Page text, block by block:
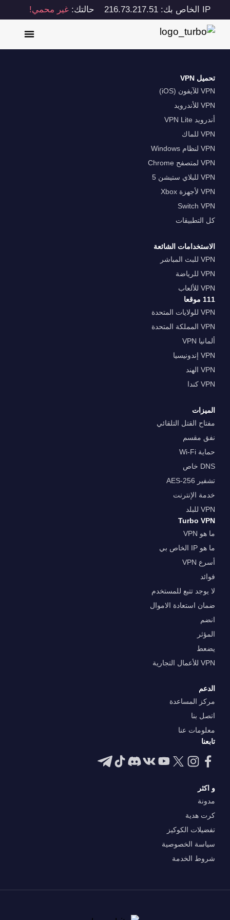
IP الخاص بك: 216.73.217.51 حالتك: غير محمي!
تحميل VPN
VPN للآيفون (iOS)
VPN للأندرويد
أندرويد VPN Lite
VPN للماك
VPN لنظام Windows
VPN لمتصفح Chrome
VPN للبلاي ستيشن 5
VPN لأجهزة Xbox
Switch VPN
كل التطبيقات
الاستخدامات الشائعة
VPN للبث المباشر
VPN للرياضة
VPN للألعاب
111 موقعا
VPN للولايات المتحدة
VPN المملكة المتحدة
ألمانيا VPN
VPN إندونيسيا
VPN الهند
VPN كندا
الميزات
مفتاح القتل التلقائي
نفق مقسم
حماية Wi-Fi
DNS خاص
تشفير AES-256
خدمة الإنترنت
VPN للبلد
Turbo VPN
ما هو VPN
ما هو IP الخاص بي
أسرع VPN
فوائد
لا يوجد تتبع للمستخدم
ضمان استعادة الاموال
انضم
المؤثر
يضعط
VPN للأعمال التجارية
الدعم
مركز المساعدة
اتصل بنا
معلومات عنا
تابعنا
و اكثر
مدونة
كرت هدية
تفضيلات الكوكيز
سياسة الخصوصية
شروط الخدمة